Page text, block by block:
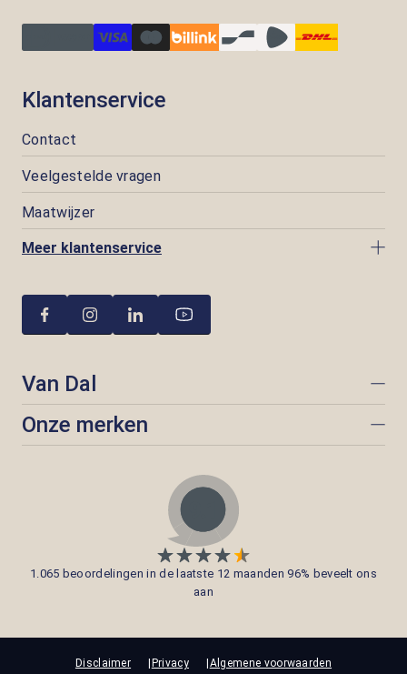
Klantenservice
Contact
Veelgestelde vragen
Maatwijzer
Meer klantenservice
Van Dal
Onze merken
1.065 beoordelingen in de laatste 12 maanden 96% beveelt ons
aan
Disclaimer Privacy Algemene voorwaarden